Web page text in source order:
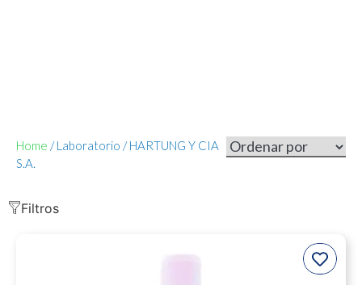
Home / Laboratorio / HARTUNG Y CIA
S.A.
Filtros